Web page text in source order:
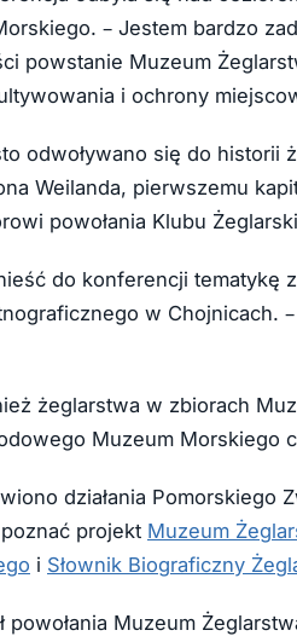
– Jestem bardzo
powstanie Muzeum
i ochrony
odwoływano się do historii
Weilanda, pierwszemu
powołania Klubu
do konferencji tematykę
w Chojnicach.
żeglarstwa w zbiorach
Muzeum Morskiego
działania Pomorskiego
projekt Muzeum
i Słownik Biograficzny
powołania Muzeum